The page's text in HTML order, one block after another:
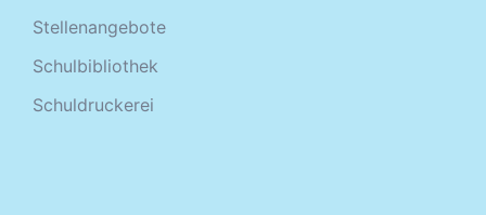
Stellenangebote
Schulbibliothek
Schuldruckerei